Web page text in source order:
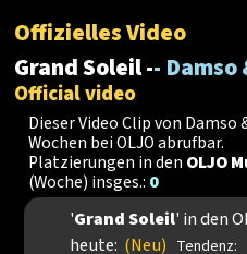
Offizielles Video
Grand Soleil --
Official video
Dieser Video Clip von
Wochen bei OLJO abrufbar.
Platzierungen in den OLJO
(Woche) insges.: 0
'Grand Soleil' in den
heute: (Neu) Tendenz: